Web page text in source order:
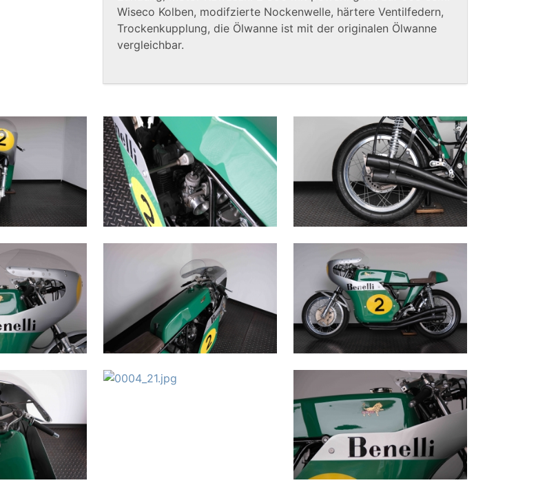
Wiseco Kolben, modifzierte Nockenwelle, härtere Ventilfedern,
Trockenkupplung, die Ölwanne ist mit der originalen Ölwanne
vergleichbar.